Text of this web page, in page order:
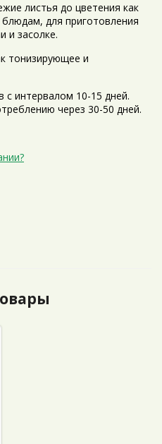
листья до цветения как
для приготовления
и засолке.
тонизирующее и
с интервалом 10-15 дней.
через 30-50 дней.